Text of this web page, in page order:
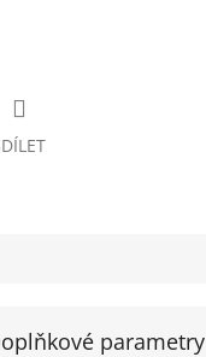
parametry